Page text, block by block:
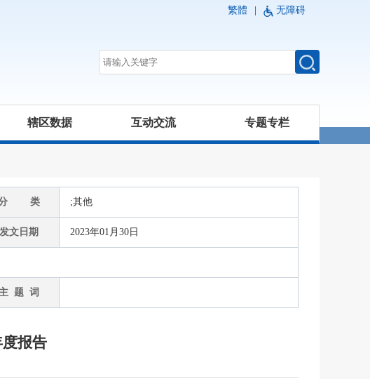
繁體 无障碍
辖区数据 互动交流 专题专栏
类 ;其他
发文日期 2023年01月30日
题 词
报告